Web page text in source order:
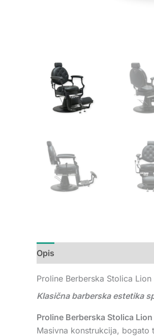
Opis
Proline Berberska Stolica Lion
Klasična barberska estetika
Proline Berberska Stolica Lion
Masivna konstrukcija, bogato